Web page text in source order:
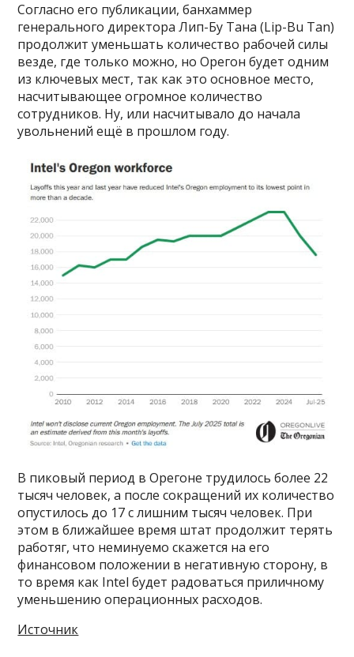
Согласно его публикации, банхаммер
генерального директора Лип-Бу Тана (Lip-Bu Tan)
продолжит уменьшать количество рабочей силы
везде, где только можно, но Орегон будет одним
из ключевых мест, так как это основное место,
насчитывающее огромное количество
сотрудников. Ну, или насчитывало до начала
увольнений ещё в прошлом году.
В пиковый период в Орегоне трудилось более 22
тысяч человек, а после сокращений их количество
опустилось до 17 с лишним тысяч человек. При
этом в ближайшее время штат продолжит терять
работяг, что неминуемо скажется на его
финансовом положении в негативную сторону, в
то время как Intel будет радоваться приличному
уменьшению операционных расходов.
Источник